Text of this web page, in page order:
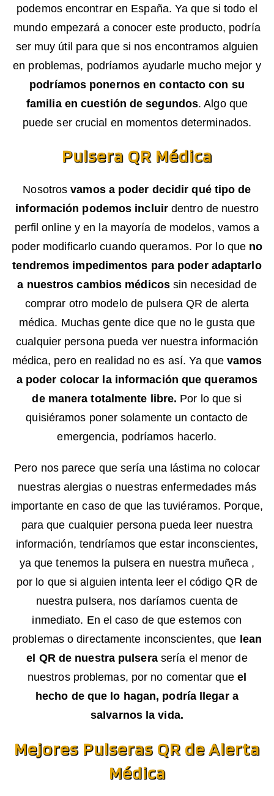
podemos encontrar en España. Ya que si todo el
mundo empezará a conocer este producto, podría
ser muy útil para que si nos encontramos alguien
en problemas, podríamos ayudarle mucho mejor y
podríamos ponernos en contacto con su
familia en cuestión de segundos. Algo que
puede ser crucial en momentos determinados.
Pulsera QR Médica
Nosotrosvamos a poder decidir qué tipo de
información podemos incluirdentro de nuestro
perfil online y en la mayoría de modelos, vamos a
poder modificarlo cuando queramos. Por lo que no
tendremos impedimentos para poder adaptarlo
a nuestros cambios médicossin necesidad de
comprar otro modelo de pulsera QR de alerta
médica. Muchas gente dice que no le gusta que
cualquier persona pueda ver nuestra información
médica, pero en realidad no es así. Ya que vamos
a poder colocar la información que queramos
de manera totalmente libre. Por lo que si
quisiéramos poner solamente un contacto de
emergencia, podríamos hacerlo.
Pero nos parece que sería una lástima no colocar
nuestras alergias o nuestras enfermedades más
importante en caso de que las tuviéramos. Porque,
para que cualquier persona pueda leer nuestra
información, tendríamos que estar inconscientes,
ya que tenemos la pulsera en nuestra muñeca ,
por lo que si alguien intenta leer el código QR de
nuestra pulsera, nos daríamos cuenta de
inmediato. En el caso de que estemos con
problemas o directamente inconscientes, que lean
el QR de nuestra pulsera sería el menor de
nuestros problemas, por no comentar que el
hecho de que lo hagan, podría llegar a
salvarnos la vida.
Mejores Pulseras QR de Alerta
Médica